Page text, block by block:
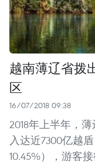
越南薄辽省拨
区
16/07/2018 09:38
2018年上半年，
入达近7300亿越
10.45%），游客